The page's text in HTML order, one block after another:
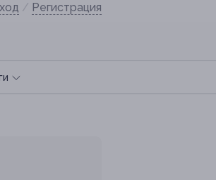
/ Регистрация